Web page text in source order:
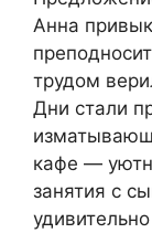
Анна
трудом
Дни стали
кафе —
занятия с